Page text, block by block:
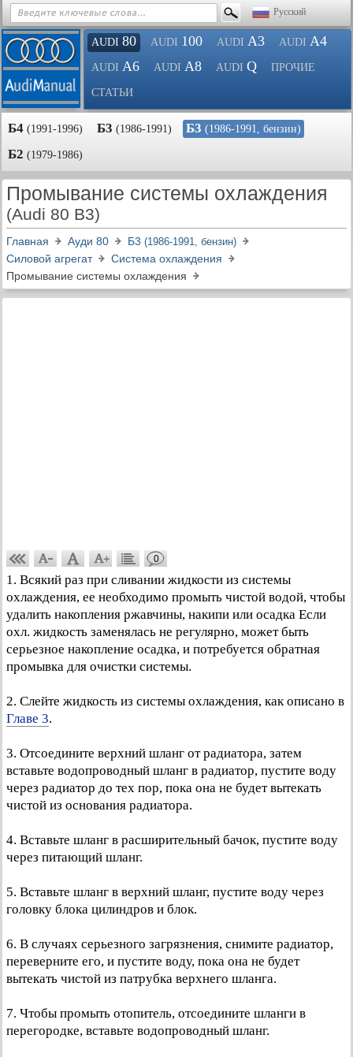
Русский
AUDI 80 AUDI 100 AUDI A3 AUDI A4
AUDI A6 AUDI A8 AUDI Q ПРОЧИЕ
СТАТЬИ
Б4 (1991-1996) Б3 (1986-1991) Б3 (1986-1991, бензин)
Б2 (1979-1986)
Промывание системы охлаждения
(Audi 80 B3)
Главная Ауди 80 Б3 (1986-1991, бензин)
Силовой агрегат
Система охлаждения
Промывание системы охлаждения
0
1. Всякий раз при сливании жидкости из системы
охлаждения, ее необходимо промыть чистой водой, чтобы
удалить накопления ржавчины, накипи или осадка Если
охл. жидкость заменялась не регулярно, может быть
серьезное накопление осадка, и потребуется обратная
промывка для очистки системы.
2. Слейте жидкость из системы охлаждения, как описано в
Главе 3.
3. Отсоедините верхний шланг от радиатора, затем
вставьте водопроводный шланг в радиатор, пустите воду
через радиатор до тех пор, пока она не будет вытекать
чистой из основания радиатора.
4. Вставьте шланг в расширительный бачок, пустите воду
через питающий шланг.
5. Вставьте шланг в верхний шланг, пустите воду через
головку блока цилиндров и блок.
6. В случаях серьезного загрязнения, снимите радиатор,
переверните его, и пустите воду, пока она не будет
вытекать чистой из патрубка верхнего шланга.
7. Чтобы промыть отопитель, отсоедините шланги в
перегородке, вставьте водопроводный шланг.